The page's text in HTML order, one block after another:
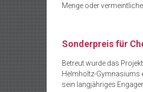
Menge oder
Sonderpreis für
Betreut wurde das
Helmholtz-Gymnasiums
sein langjähriges